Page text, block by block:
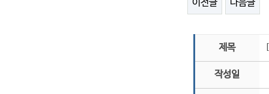
이전글 다음글
제목
작성일